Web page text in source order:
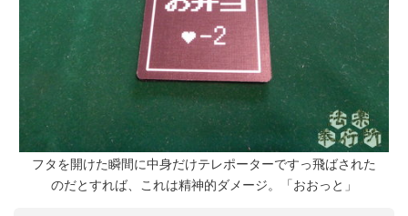
フタを開けた瞬間に中身だけテレポーターですっ飛ばされた
のだとすれば、これは精神的ダメージ。「おおっと」